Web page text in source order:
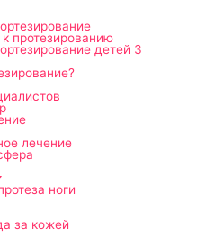
к протезированию
детей 3
лечение
ноги
за кожей